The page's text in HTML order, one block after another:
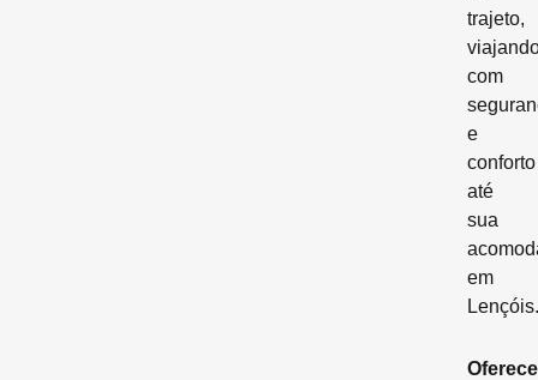
trajeto,
com
e
conforto
até
sua
em
Lençóis.